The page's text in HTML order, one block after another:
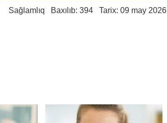
Sağlamlıq Baxılıb: 394 Tarix: 09 may 2026